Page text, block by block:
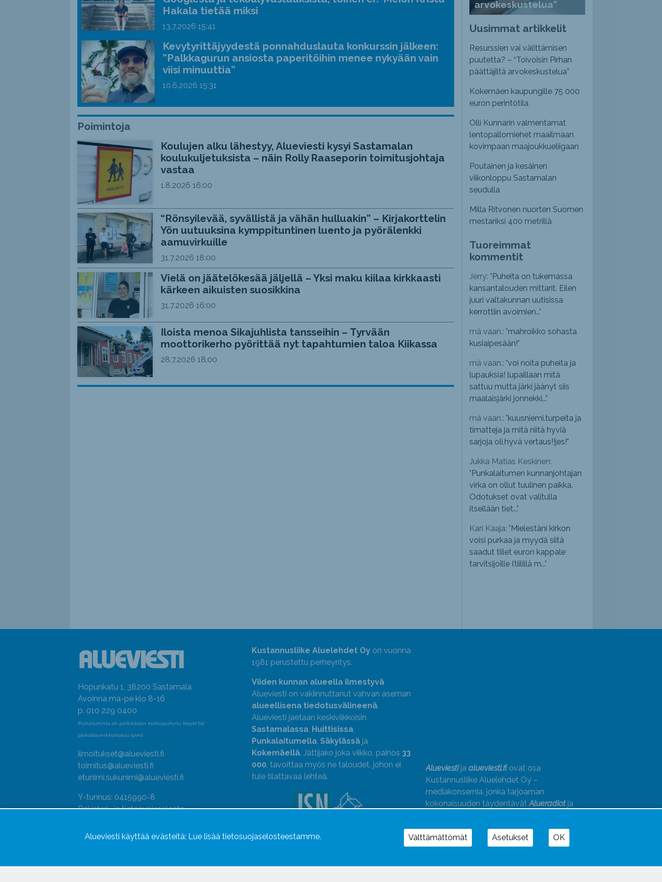
äänenvoimakkuutta
pienemmäksi.
Hakala tietää miksi
13.7.2026 15:41
Kevytyrittäjyydestä ponnahduslauta konkurssin jälkeen:
”Palkkagurun ansiosta paperitöihin menee nykyään vain
viisi minuuttia”
10.6.2026 15:31
Poimintoja
Koulujen alku lähestyy, Alueviesti kysyi Sastamalan
koulukuljetuksista – näin Rolly Raaseporin toimitusjohtaja
vastaa
1.8.2026 16:00
“Rönsyilevää, syvällistä ja vähän hulluakin” – Kirjakorttelin
Yön uutuuksina kymppituntinen luento ja pyörälenkki
aamuvirkuille
31.7.2026 18:00
Vielä on jäätelökesää jäljellä – Yksi maku kiilaa kirkkaasti
kärkeen aikuisten suosikkina
31.7.2026 16:00
Iloista menoa Sikajuhlista tansseihin – Tyrvään
moottorikerho pyörittää nyt tapahtumien taloa Kiikassa
28.7.2026 18:00
arvokeskustelua”
Uusimmat artikkelit
Resurssien vai välittämisen
puutetta? – “Toivoisin Pirhan
päättäjiltä arvokeskustelua”
Kokemäen kaupungille 75 000
euron perintötila
Olli Kunnarin valmentamat
lentopallomiehet maailmaan
kovimpaan maajoukkueliigaan
Poutainen ja kesäinen
viikonloppu Sastamalan
seudulla
Milla Ritvonen nuorten Suomen
mestariksi 400 metrillä
Tuoreimmat
kommentit
Jerry: " Puheita on tukemassa
kansantalouden mittarit. Eilen
juuri valtakunnan uutisissa
kerrottiin avoimien..."
mä vaan.: "mahroikko sohasta
kusiaipesään!"
mä vaan.: "voi noita puheita ja
lupauksia! lupaillaan mitä
sattuu mutta järki jäänyt siis
maalaisjärki jonnekki..."
mä vaan.: "kuusniemi.turpeita ja
timatteja ja mitä niitä hyviä
sarjoja oli,hyvä vertaus!!jes!"
Jukka Matias Keskinen:
" Punkalaitumen kunnanjohtajan
virka on ollut tuulinen paikka.
Odotukset ovat valitulla
itsellään tiet..."
Kari Kaaja: " Mielestäni kirkon
voisi purkaa ja myydä siitä
saadut tiilet euron kappale
tarvitsijoille (tiilillä m..."
Hopunkatu 1, 38200 Sastamala
Avoinna ma-pe klo 8-16
p. 010 229 0400
(Puheluhinta on pelkästään matkapuhelu (mpm) tai
paikallisverkkomaksu (pvm)
ilmoitukset@alueviesti.fi
toimitus@alueviesti.fi
etunimi.sukunimi@alueviesti.fi
Y-tunnus: 0415990-8
Rekisteri- ja tietosuojaseloste
Seuraa meitä
Kustannusliike Aluelehdet Oyon vuonna
1981 perustettu perheyritys.
Viiden kunnan alueella ilmestyvä
Alueviesti on vakiinnuttanut vahvan aseman
alueellisena tiedotusvälineenä.
Alueviesti jaetaan keskiviikkoisin
Sastamalassa, Huittisissa,
Punkalaitumella, Säkylässäja
Kokemäellä. Jättijako joka viikko, painos 33
000, tavoittaa myös ne taloudet, johon ei
tule tilattavaa lehteä.
Uutismedian Liiton jäsen. Noudatamme
Alueviestija alueviesti.fiovat osa
Kustannusliike Aluelehdet Oy –
mediakonsernia, jonka tarjoaman
kokonaisuuden täydentävätAlueradiotja
Alueviesti käyttää evästeitä: Lue lisää tietosuojaselosteestamme. Välttämättömät Asetukset OK